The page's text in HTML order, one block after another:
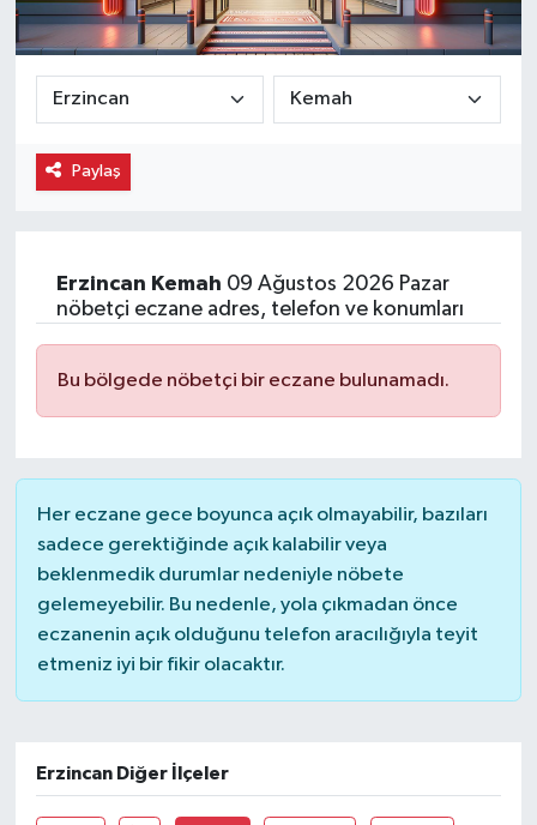
Paylaş
Erzincan Kemah 09 Ağustos 2026 Pazar
nöbetçi eczane adres, telefon ve konumları
Bu bölgede nöbetçi bir eczane bulunamadı.
Her eczane gece boyunca açık olmayabilir, bazıları
sadece gerektiğinde açık kalabilir veya
beklenmedik durumlar nedeniyle nöbete
gelemeyebilir. Bu nedenle, yola çıkmadan önce
eczanenin açık olduğunu telefon aracılığıyla teyit
etmeniz iyi bir fikir olacaktır.
Erzincan Diğer İlçeler